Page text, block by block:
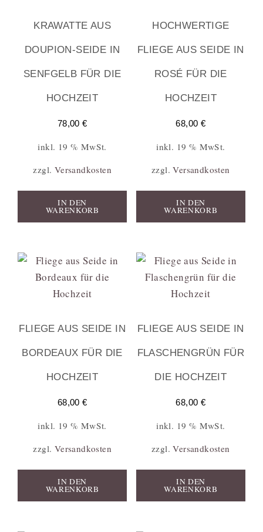
KRAWATTE AUS
DOUPION-SEIDE IN
SENFGELB FÜR DIE
HOCHZEIT
78,00€
inkl. 19 % MwSt.
zzgl. Versandkosten
IN DEN
WARENKORB
HOCHWERTIGE
FLIEGE AUS SEIDE IN
ROSÉ FÜR DIE
HOCHZEIT
68,00 €
inkl. 19 % MwSt.
zzgl.Versandkosten
IN DEN
WARENKORB
FLIEGE AUS SEIDE IN
BORDEAUX FÜR DIE
HOCHZEIT
68,00€
inkl. 19 % MwSt.
zzgl. Versandkosten
IN DEN
WARENKORB
FLIEGE AUS SEIDE IN
FLASCHENGRÜN FÜR
DIE HOCHZEIT
68,00 €
inkl. 19 % MwSt.
zzgl.Versandkosten
IN DEN
WARENKORB